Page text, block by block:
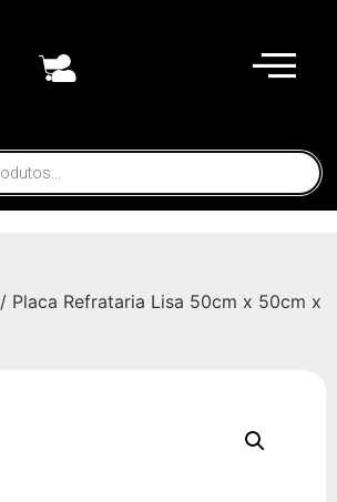
/ Placa Refrataria Lisa 50cm x 50cm x